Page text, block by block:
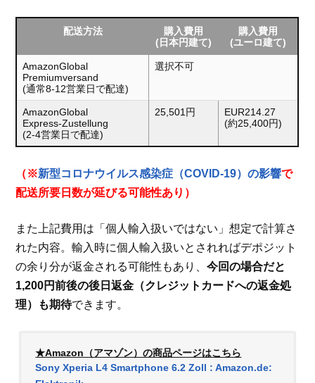
配送方法
購入費用
(日本円建て)
購入費用
(ユーロ建て)
AmazonGlobal
Premiumversand
(通常8-12営業日で配達)
選択不可
AmazonGlobal
Express-Zustellung
(2-4営業日で配達)
25,501円
EUR214.27
(約25,400円)
（※新型コロナウイルス感染症（COVID-19）の影響で
配送所要日数が延びる可能性あり）
また上記費用は「個人輸入扱いではない」想定で計算さ
れた内容。輸入時に個人輸入扱いとされればデポジット
の余り分が返金される可能性もあり、今回の場合だと
1,200円前後の後日返金（クレジットカードへの返金処
理）も期待できます。
★Amazon（アマゾン）の商品ページはこちら
Sony Xperia L4 Smartphone 6.2 Zoll : Amazon.de: